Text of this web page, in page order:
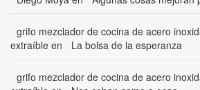
grifo mezclador de cocina de acero
extraíble en La bolsa de la esperanza
grifo mezclador de cocina de acero